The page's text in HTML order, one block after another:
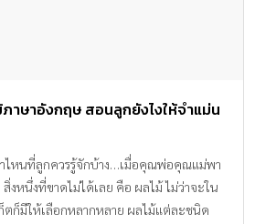
าษาอังกฤษ สอนลูกยังไงให้จำแม่น
ไหนที่ลูกควรรู้จักบ้าง…เมื่อคุณพ่อคุณแม่พา
งหนึ่งที่ขาดไม่ได้เลย คือ ผลไม้ ไม่ว่าจะใน
ตก็มีให้เลือกหลากหลาย ผลไม้แต่ละชนิด